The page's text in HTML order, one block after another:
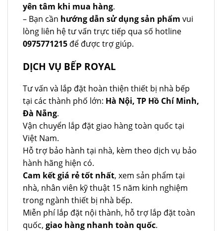
yên tâm khi mua hàng.
– Bạn cần hướng dẫn sử dụng sản phẩm vui
lòng liên hệ tư vấn trực tiếp qua số hotline
0975771215 để được trợ giúp.
DỊCH VỤ BẾP ROYAL
Tư vấn và lắp đặt hoàn thiện thiết bị nhà bếp
tại các thành phố lớn: Hà Nội, TP Hồ Chí Minh,
Đà Nẵng.
Vận chuyển lắp đặt giao hàng toàn quốc tại
Việt Nam.
Hỗ trợ bảo hành tại nhà, kèm theo dịch vụ bảo
hành hãng hiện có.
Cam kết giá rẻ tốt nhất, xem sản phẩm tại
nhà, nhân viên kỹ thuật 15 năm kinh nghiệm
trong ngành thiết bị nhà bếp.
Miễn phí lắp đặt nội thành, hỗ trợ lắp đặt toàn
quốc, giao hàng nhanh toàn quốc.